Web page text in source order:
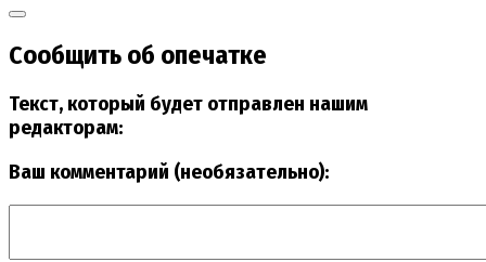
Сообщить об опечатке
Текст, который будет отправлен нашим
редакторам:
Ваш комментарий (необязательно):